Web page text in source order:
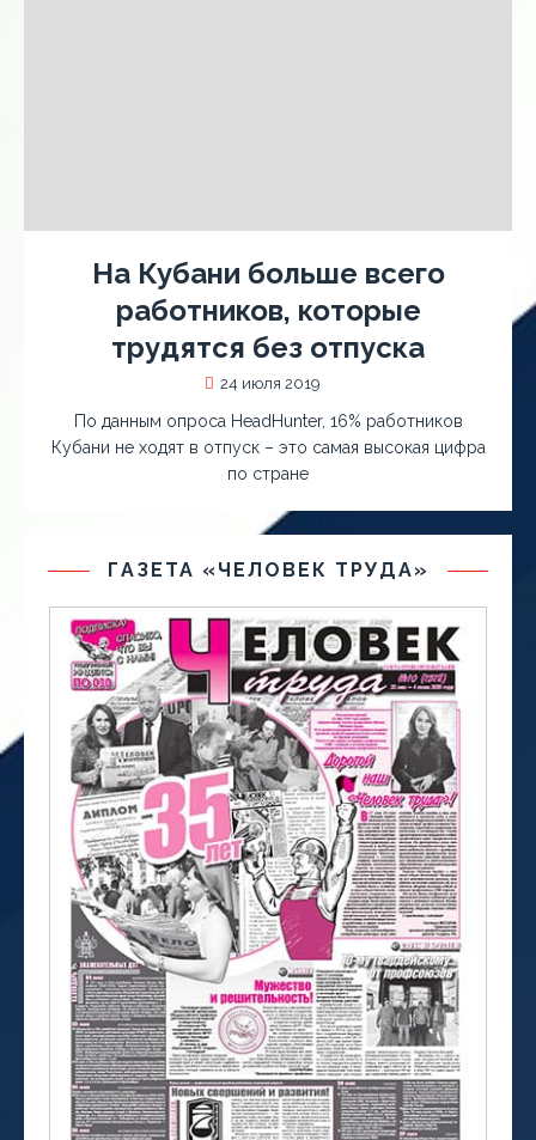
На Кубани больше всего
работников, которые
трудятся без отпуска
24 июля 2019
По данным опроса HeadHunter, 16% работников
Кубани не ходят в отпуск – это самая высокая цифра
по стране
ГАЗЕТА «ЧЕЛОВЕК ТРУДА»